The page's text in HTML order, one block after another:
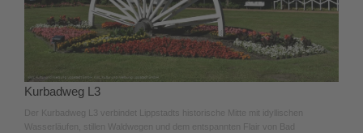
Kurbadweg L3
Der Kurbadweg L3 verbindet Lippstadts historische Mitte mit idyllischen
Wasserläufen, stillen Waldwegen und dem entspannten Flair von Bad